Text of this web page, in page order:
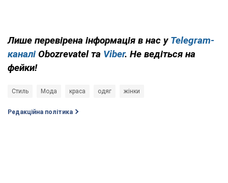
Лише перевірена інформація в нас у Telegram-
каналі Obozrevatel та Viber. Не ведіться на
фейки!
Стиль Мода краса одяг жінки
Редакційна політика